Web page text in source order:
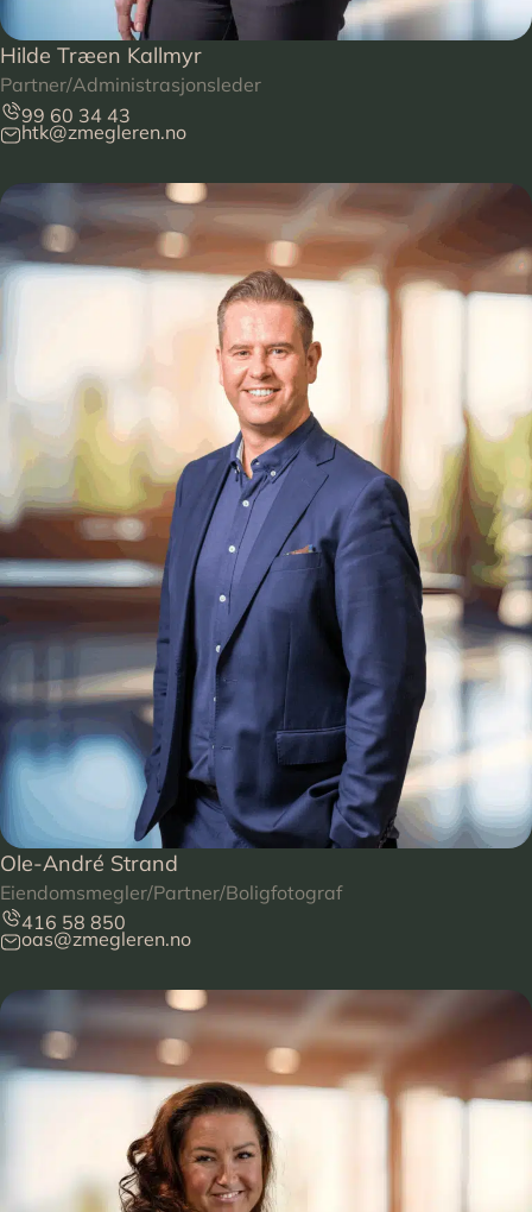
Hilde Træen Kallmyr
Partner/Administrasjonsleder
99 60 34 43
htk@zmegleren.no
Ole-André Strand
Eiendomsmegler/Partner/Boligfotograf
416 58 850
oas@zmegleren.no